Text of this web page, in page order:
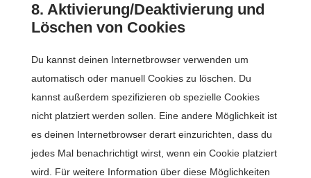
s
i
8. Aktivierung/Deaktivierung und
Löschen von Cookies
Du kannst deinen Internetbrowser verwenden um
automatisch oder manuell Cookies zu löschen. Du
kannst außerdem spezifizieren ob spezielle Cookies
nicht platziert werden sollen. Eine andere Möglichkeit ist
es deinen Internetbrowser derart einzurichten, dass du
jedes Mal benachrichtigt wirst, wenn ein Cookie platziert
wird. Für weitere Information über diese Möglichkeiten